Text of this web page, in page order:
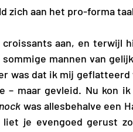
zich aan het pro-forma
croissants aan, en terwijl
mannen van
was dat ik mij
– maar gevleid. Nu kon
was allesbehalve een
je evengoed gerust